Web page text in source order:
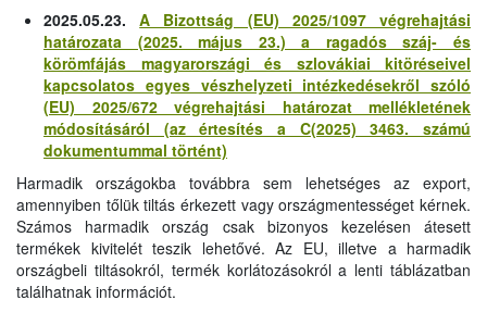
2025.05.23.A Bizottság (EU) 2025/1097 végrehajtási
határozata (2025. május 23.) a ragadós száj- és
körömfájás magyarországi és szlovákiai kitöréseivel
kapcsolatos egyes vészhelyzeti intézkedésekről szóló
(EU) 2025/672 végrehajtási határozat mellékletének
módosításáról (az értesítés a C(2025) 3463. számú
dokumentummal történt)
Harmadik országokba továbbra sem lehetséges az export,
amennyiben tőlük tiltás érkezett vagy országmentességet kérnek.
Számos harmadik ország csak bizonyos kezelésen átesett
termékek kivitelét teszik lehetővé. Az EU, illetve a harmadik
országbeli tiltásokról, termék korlátozásokról a lenti táblázatban
találhatnak információt.